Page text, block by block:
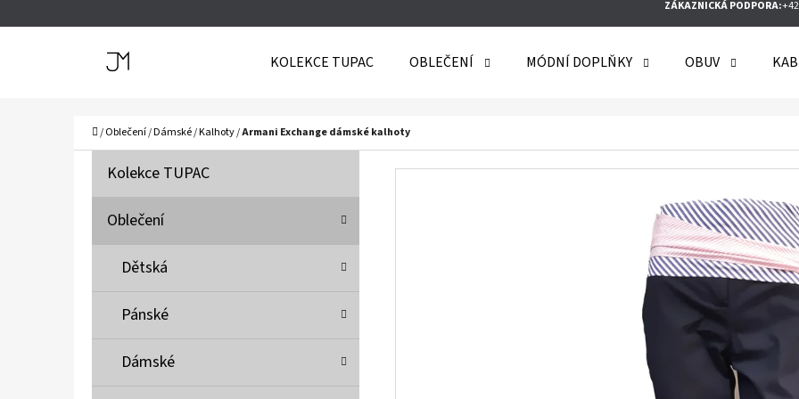
ZÁKAZNICKÁ PODPORA:
KOLEKCE TUPAC OBLEČENÍ MÓDNÍ DOPLŇKY OBUV
Domů
/Oblečení/Dámské/Kalhoty/Armani Exchange dámské kalhoty
Přeskočit
K Kolekce TUPAC
Oblečení
Dětská
Pánské
Dámské